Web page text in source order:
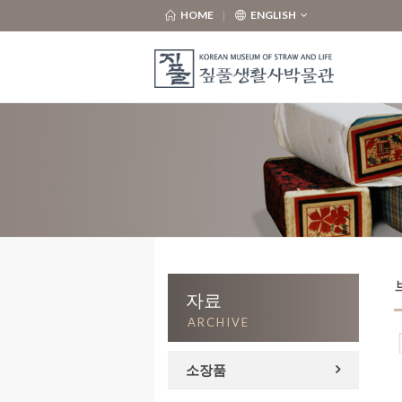
HOME ENGLISH
자료
ARCHIVE
소장품